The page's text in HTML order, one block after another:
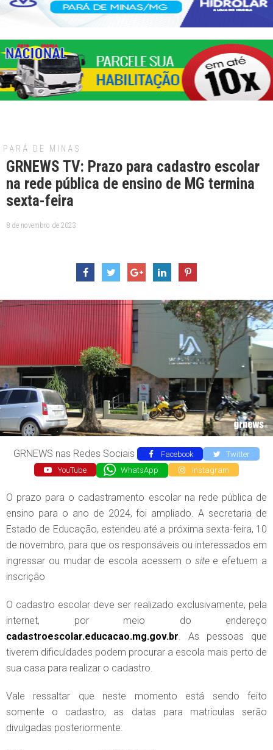
PARÁ DE MINAS
GRNEWS TV: Prazo para cadastro escolar
na rede pública de ensino de MG termina
sexta-feira
8 de novembro de 2023
GRNEWS nas Redes Sociais Facebook
Twitter
YouTube
WhatsApp Instagram
O prazo para o cadastramento escolar na rede pública de
ensino para o ano de 2024, foi ampliado. A secretaria de
Estado de Educação, estendeu até a próxima sexta-feira, 10
de novembro, para que os responsáveis ou interessados em
ingressar ou mudar de escola acessem o sitee efetuem a
inscrição
O cadastro escolar deve ser realizado exclusivamente, pela
internet, por meio do endereço
cadastroescolar.educacao.mg.gov.br. As pessoas que
tiverem dificuldades podem procurar a escola mais perto de
sua casa para realizar o cadastro.
Vale ressaltar que neste momento está sendo feito
somente o cadastro, as datas para matrículas serão
divulgadas posteriormente.